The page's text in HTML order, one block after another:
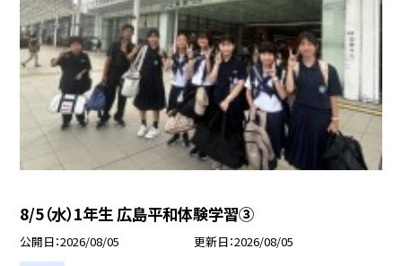
8/5（水）1年生 広島平和体験学習③
公開日 2026/08/05 更新日 2026/08/05